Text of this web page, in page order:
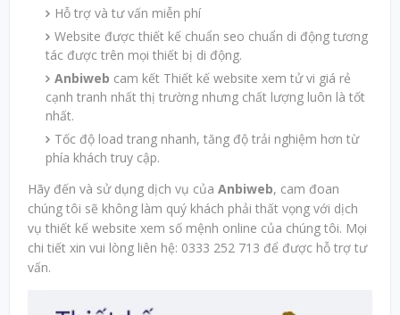
Hỗ trợ và tư vấn miễn phí
Website được thiết kế chuẩn seo chuẩn di động tương
tác được trên mọi thiết bị di động.
Anbiweb cam kết Thiết kế website xem tử vi giá rẻ
cạnh tranh nhất thị trường nhưng chất lượng luôn là tốt
nhất.
Tốc độ load trang nhanh, tăng độ trải nghiệm hơn từ
phía khách truy cập.
Hãy đến và sử dụng dịch vụ của Anbiweb, cam đoan
chúng tôi sẽ không làm quý khách phải thất vọng với dịch
vụ thiết kế website xem số mệnh online của chúng tôi. Mọi
chi tiết xin vui lòng liên hệ: 0333 252 713 để được hỗ trợ tư
vấn.